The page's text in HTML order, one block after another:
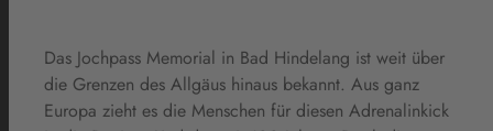
Das Jochpass Memorial in Bad Hindelang ist weit über
die Grenzen des Allgäus hinaus bekannt. Aus ganz
Europa zieht es die Menschen für diesen Adrenalinkick